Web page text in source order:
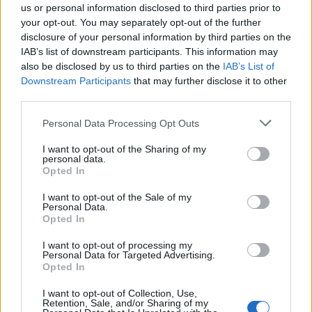
us or personal information disclosed to third parties prior to
your opt-out. You may separately opt-out of the further
disclosure of your personal information by third parties on the
IAB’s list of downstream participants. This information may
also be disclosed by us to third parties on the IAB’s List of
Downstream Participants that may further disclose it to other
Personal Data Processing Opt Outs
I want to opt-out of the Sharing of my
personal data.
Opted In
I want to opt-out of the Sale of my
Personal Data.
Opted In
I want to opt-out of processing my
Personal Data for Targeted Advertising.
Opted In
I want to opt-out of Collection, Use,
Retention, Sale, and/or Sharing of my
Η Θερμή γιόρτασε τους
γευστικούς θησαυρούς της
Λέσβου
Λάδι και τυρί βρέθηκαν στο
επίκεντρο της γιορτής που
πραγματοποιήθηκε στο Δημοτικό
Σχολείο της Θερμής, στο πλαίσιο
του Taste Lesvos και του Λεσβιακού
Στη Θεσσαλονίκη τα
αποκαλυπτήρια του οικονομικού
προγράμματος της ΕΛ.Α.Σ.
Ο Αλέξης Τσίπρας παρουσιάζει
στις αρχές Σεπτεμβρίου το
τετραετές σχέδιο της Ελληνικής
Αριστερής Συμπαράταξης για την
ακρίβεια, τη φορολογική
δικαιοσύνη, την παραγωγική
ανασυγκρότηση και την ενίσχυση
του κοινωνικού κράτους